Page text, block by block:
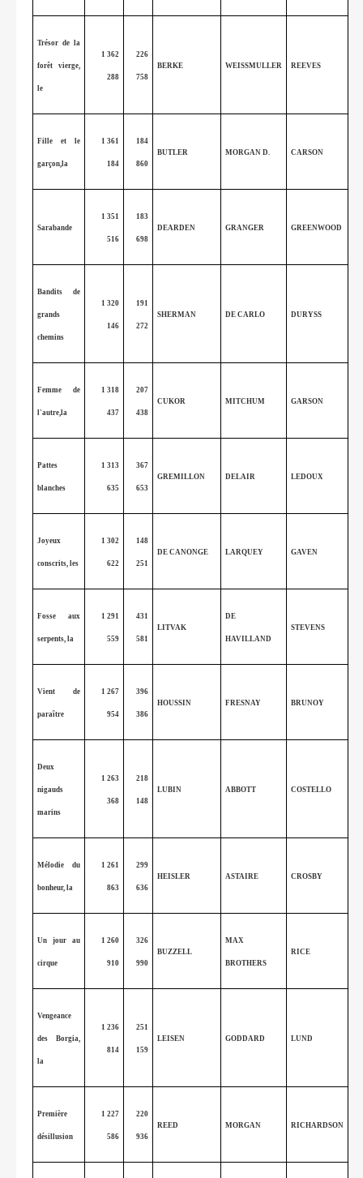
Trésor de la
forêt vierge,
le
1 362
288
226
758
BERKE WEISSMULLER REEVES
Fille et le
garçon,la
1 361
184
184
860
BUTLER MORGAN D. CARSON
Sarabande
1 351
516
183
698
DEARDEN GRANGER GREENWOOD
Bandits de
grands
chemins
1 320
146
191
272
SHERMAN DE CARLO DURYSS
Femme de
l'autre,la
1 318
437
207
438
CUKOR MITCHUM GARSON
Pattes
blanches
1 313
635
367
653
GREMILLON DELAIR LEDOUX
Joyeux
conscrits, les
1 302
622
148
251
DE CANONGE LARQUEY GAVEN
Fosse aux
serpents, la
1 291
559
431
581
LITVAK
DE
HAVILLAND
STEVENS
Vient de
paraître
1 267
954
396
386
HOUSSIN FRESNAY BRUNOY
Deux
nigauds
marins
1 263
368
218
148
LUBIN ABBOTT COSTELLO
Mélodie du
bonheur, la
1 261
863
299
636
HEISLER ASTAIRE CROSBY
Un jour au
cirque
1 260
910
326
990
BUZZELL
MAX
BROTHERS
RICE
Vengeance
des Borgia,
la
1 236
814
251
159
LEISEN GODDARD LUND
Première
désillusion
1 227
586
220
936
REED MORGAN RICHARDSON